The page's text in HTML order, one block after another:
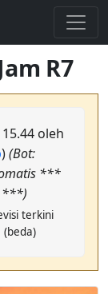
R7
oleh
)(Bot:
***
***)
terkini